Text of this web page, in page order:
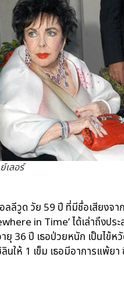
เลอร์
ลีวูด วัย 59 ปี ที่มีชื่อเสียงจ
in Time’ ได้เล่าถึงป
ยุ 36 ปี เธอป่วยหนัก เป็นไข้ห
นให้ 1 เข็ม เธอมีอาการแพ้ยา